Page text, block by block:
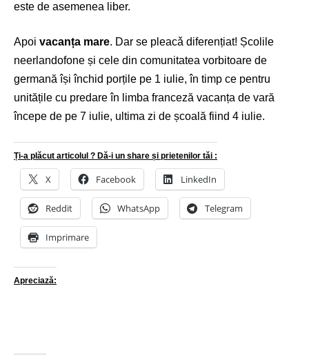
este de asemenea liber.
Apoi vacanța mare. Dar se pleacǎ diferențiat! Școlile
neerlandofone și cele din comunitatea vorbitoare de
germană își închid porțile pe 1 iulie, în timp ce pentru
unitățile cu predare în limba franceză vacanța de vară
începe de pe 7 iulie, ultima zi de școală fiind 4 iulie.
Ți-a plăcut articolul ? Dă-i un share și prietenilor tăi :
X Facebook LinkedIn
Reddit WhatsApp Telegram
Imprimare
Apreciază: